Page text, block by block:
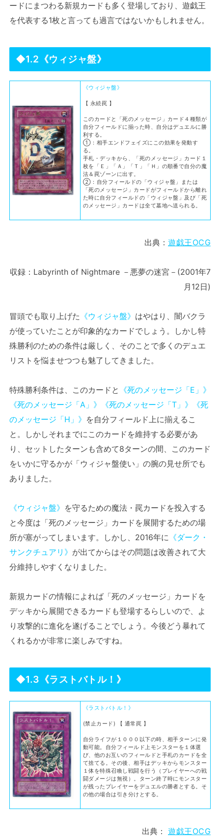
ードにまつわる新規カードも多く登場しており、遊戯王
を代表する1枚と言っても過言ではないかもしれません。
◆1.2《ウィジャ盤》
《ウィジャ盤》
【 永続罠 】
このカードと「死のメッセージ」カード４種類が
自分フィールドに揃った時、自分はデュエルに勝
利する。
①：相手エンドフェイズにこの効果を発動す
る。
手札・デッキから、「死のメッセージ」カード１
枚を「Ｅ」「Ａ」「Ｔ」「Ｈ」の順番で自分の魔
法＆罠ゾーンに出す。
②：自分フィールドの「ウィジャ盤」または
「死のメッセージ」カードがフィールドから離れ
た時に自分フィールドの「ウィジャ盤」及び「死
のメッセージ」カードは全て墓地へ送られる。
出典：遊戯王OCG
収録：Labyrinth of Nightmare －悪夢の迷宮－(2001年7
月12日)
冒頭でも取り上げた 《ウィジャ盤》 はやはり、闇バクラ
が使っていたことが印象的なカードでしょう。しかし特
殊勝利のための条件は厳しく、そのことで多くのデュエ
リストを悩ませつつも魅了してきました。
特殊勝利条件は、このカードと 《死のメッセージ「E」》
《死のメッセージ「A」》
《死のメッセージ「T」》
《死
のメッセージ「H」》 を自分フィールド上に揃えるこ
と。しかしそれまでにこのカードを維持する必要があ
り、セットしたターンも含めて8ターンの間、このカード
をいかに守るかが「ウィジャ盤使い」の腕の見せ所でも
ありました。
《ウィジャ盤》 を守るための魔法・罠カードを投入する
と今度は「死のメッセージ」カードを展開するための場
所が塞がってしまいます。しかし、2016年に 《ダーク・
サンクチュアリ》 が出てからはその問題は改善されて大
分維持しやすくなりました。
新規カードの情報によれば「死のメッセージ」カードを
デッキから展開できるカードも登場するらしいので、よ
り攻撃的に進化を遂げることでしょう。今後どう暴れて
くれるかが非常に楽しみですね。
◆1.3《ラストバトル！》
《ラストバトル！》
(禁止カード) 【 通常罠 】
自分ライフが１０００以下の時、相手ターンに発
動可能。自分フィールド上モンスターを１体選
び、他のお互いのフィールドと手札のカードを全
て捨てる。その後、相手はデッキからモンスター
１体を特殊召喚し戦闘を行う（プレイヤーへの戦
闘ダメージは無視）。ターン終了時にモンスター
が残ったプレイヤーをデュエルの勝者とする。そ
の他の場合は引き分けとする。
出典：遊戯王OCG